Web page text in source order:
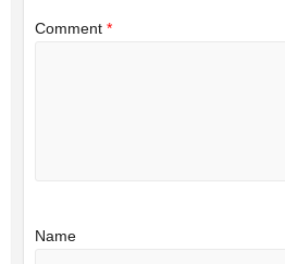
Comment *
Name